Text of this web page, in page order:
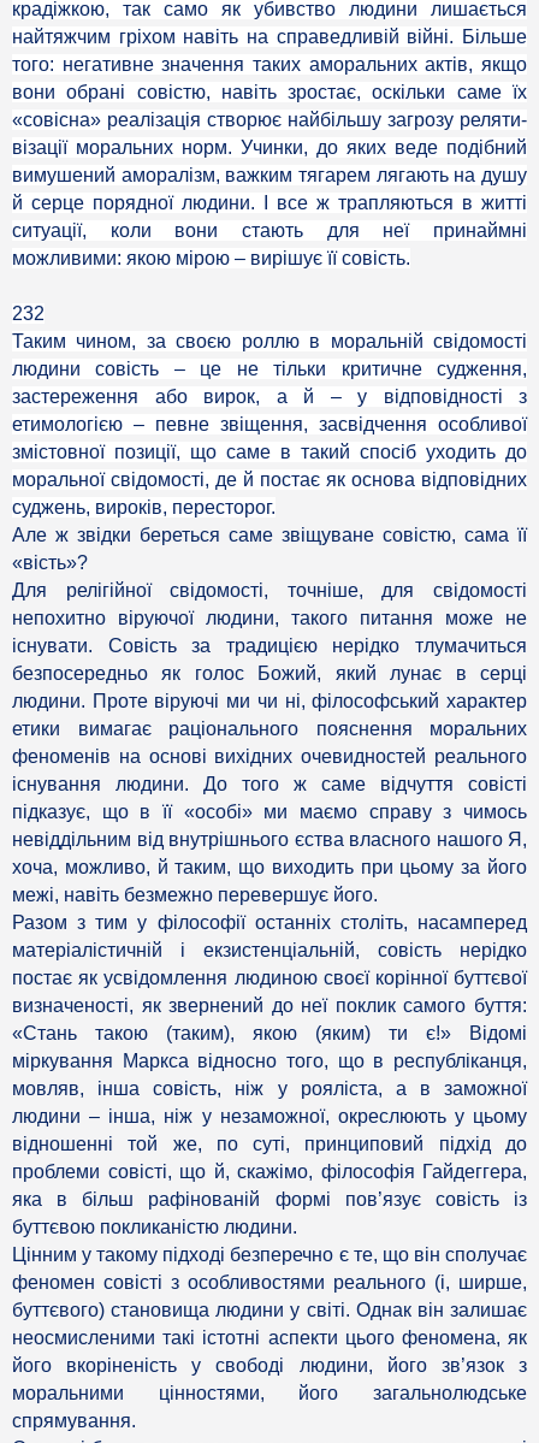
крадіжкою, так само як убивство людини лишається
найтяжчим гріхом навіть на справедливій війні. Більше
того: негативне значення таких аморальних актів, якщо
вони обрані совістю, навіть зростає, оскільки саме їх
«совісна» реалізація створює найбільшу загрозу реляти-
візації моральних норм. Учинки, до яких веде подібний
вимушений аморалізм, важким тягарем лягають на душу
й серце порядної людини. І все ж трапляються в житті
ситуації, коли вони стають для неї принаймні
можливими: якою мірою – вирішує її совість.
232
Таким чином, за своєю роллю в моральній свідомості
людини совість – це не тільки критичне судження,
застереження або вирок, а й – у відповідності з
етимологією – певне звіщення, засвідчення особливої
змістовної позиції, що саме в такий спосіб уходить до
моральної свідомості, де й постає як основа відповідних
суджень, вироків, пересторог.
Але ж звідки береться саме звіщуване совістю, сама її
«вість»?
Для релігійної свідомості, точніше, для свідомості
непохитно віруючої людини, такого питання може не
існувати. Совість за традицією нерідко тлумачиться
безпосередньо як голос Божий, який лунає в серці
людини. Проте віруючі ми чи ні, філософський характер
етики вимагає раціонального пояснення моральних
феноменів на основі вихідних очевидностей реального
існування людини. До того ж саме відчуття совісті
підказує, що в її «особі» ми маємо справу з чимось
невіддільним від внутрішнього єства власного нашого Я,
хоча, можливо, й таким, що виходить при цьому за його
межі, навіть безмежно перевершує його.
Разом з тим у філософії останніх століть, насамперед
матеріалістичній і екзистенціальній, совість нерідко
постає як усвідомлення людиною своєї корінної буттєвої
визначеності, як звернений до неї поклик самого буття:
«Стань такою (таким), якою (яким) ти є!» Відомі
міркування Маркса відносно того, що в республіканця,
мовляв, інша совість, ніж у рояліста, а в заможної
людини – інша, ніж у незаможної, окреслюють у цьому
відношенні той же, по суті, принциповий підхід до
проблеми совісті, що й, скажімо, філософія Гайдеггера,
яка в більш рафінованій формі пов’язує совість із
буттєвою покликаністю людини.
Цінним у такому підході безперечно є те, що він сполучає
феномен совісті з особливостями реального (і, ширше,
буттєвого) становища людини у світі. Однак він залишає
неосмисленими такі істотні аспекти цього феномена, як
його вкоріненість у свободі людини, його зв’язок з
моральними цінностями, його загальнолюдське
спрямування.